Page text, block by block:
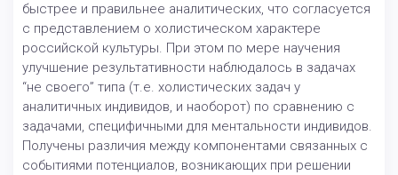
быстрее и правильнее аналитических, что согласуется
с представлением о холистическом характере
российской культуры. При этом по мере научения
улучшение результативности наблюдалось в задачах
“не своего” типа (т.е. холистических задач у
аналитичных индивидов, и наоборот) по сравнению с
задачами, специфичными для ментальности индивидов.
Получены различия между компонентами связанных с
событиями потенциалов, возникающих при решении